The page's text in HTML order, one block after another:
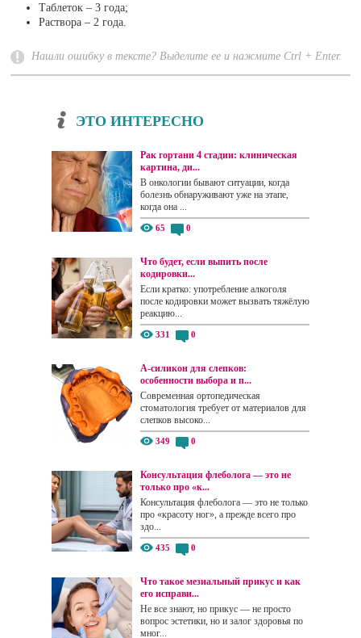
Таблеток – 3 года;
Раствора – 2 года.
Нашли ошибку в тексте? Выделите ее и нажмите Ctrl + Enter.
ЭТО ИНТЕРЕСНО
Рак гортани 4 стадии: клиническая
картина, ди...
В онкологии бывают ситуации, когда
болезнь обнаруживают уже на этапе,
когда она ...
65 0
Что будет, если выпить после
кодировки...
Если кратко: употребление алкоголя
после кодировки может вызвать тяжёлую
реакцию...
331 0
А-силикон для слепков:
особенности выбора и п...
Современная ортопедическая
стоматология требует от материалов для
слепков высоко...
349 0
Консультация флеболога — это не
только про «к...
Консультация флеболога — это не только
про «красоту ног», а прежде всего про
здо...
435 0
Что такое мезиальный прикус и как
его исправи...
Не все знают, но прикус — не просто
вопрос эстетики, но и залог здоровья по
мног...